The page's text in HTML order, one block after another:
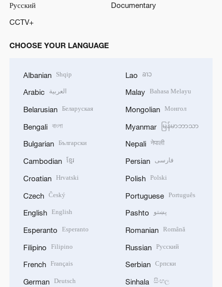
Русский
Documentary
CCTV+
CHOOSE YOUR LANGUAGE
Albanian Shqip
Arabic العربية
Belarusian Беларуская
Bengali বাংলা
Bulgarian Български
Cambodian ខ្មែរ
Croatian Hrvatski
Czech Český
English English
Esperanto Esperanto
Filipino Filipino
French Français
German Deutsch
Lao ລາວ
Malay Bahasa Melayu
Mongolian Монгол
Myanmar မြန်မာဘာသာ
Nepali नेपाली
Persian فارسی
Polish Polski
Portuguese Português
Pashto پښتو
Romanian Română
Russian Русский
Serbian Српски
Sinhala සිංහල